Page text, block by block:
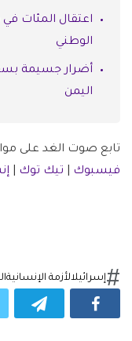
اعتقال المئات في
الوطني
أضرار جسيمة
اليمن
تابع صوت الغد على
فيسبوك
تيك توك
إسرائيلالأزمة الإنسانية